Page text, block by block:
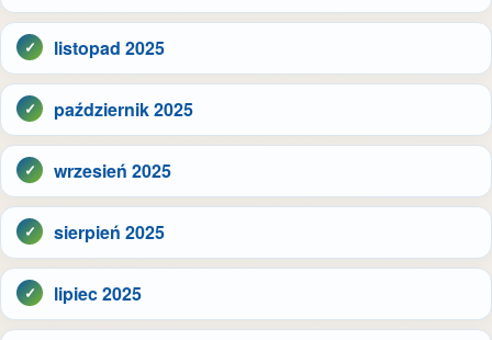
listopad 2025
październik 2025
wrzesień 2025
sierpień 2025
lipiec 2025